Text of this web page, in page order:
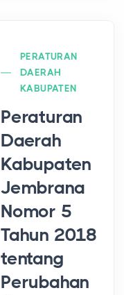
PERATURAN
DAERAH
KABUPATEN
Peraturan
Daerah
Kabupaten
Jembrana
Nomor 5
Tahun 2018
tentang
Perubahan